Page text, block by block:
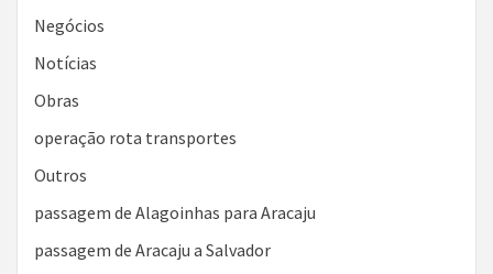
Negócios
Notícias
Obras
operação rota transportes
Outros
passagem de Alagoinhas para Aracaju
passagem de Aracaju a Salvador